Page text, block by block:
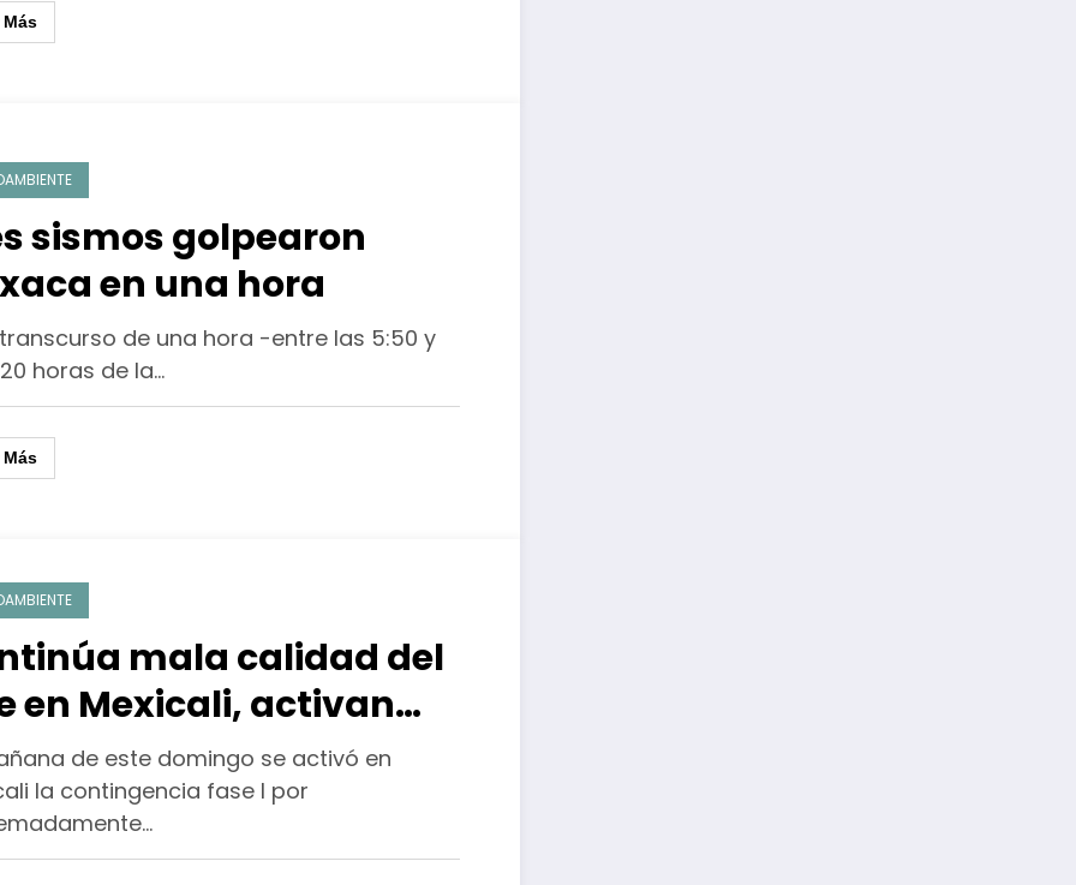
Más
sismos golpearon
en una hora
transcurso de una hora -entre las 5:50 y
horas de la…
Más
mala calidad del
en Mexicali, activan
de este domingo se activó en
la contingencia fase I por